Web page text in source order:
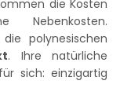
die Kosten
polynesischen
. Ihre natürliche
sich: einzigartig